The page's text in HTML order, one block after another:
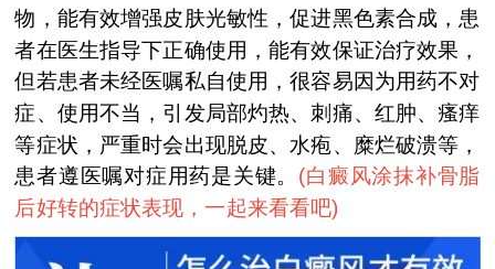
物，能有效增强皮肤光敏性，促进黑色素合成，患
者在医生指导下正确使用，能有效保证治疗效果，
但若患者未经医嘱私自使用，很容易因为用药不对
症、使用不当，引发局部灼热、刺痛、红肿、瘙痒
等症状，严重时会出现脱皮、水疱、糜烂破溃等，
患者遵医嘱对症用药是关键。 (白癜风涂抹补骨脂
后好转的症状表现，一起来看看吧)